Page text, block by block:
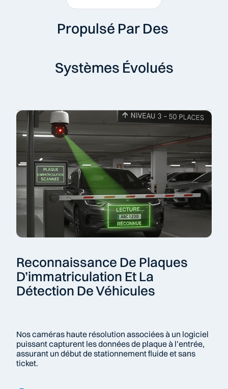
Propulsé Par Des
Systèmes Évolués
Reconnaissance De Plaques
D’immatriculation Et La
Détection De Véhicules
Nos caméras haute résolution associées à un logiciel
puissant capturent les données de plaque à l’entrée,
assurant un début de stationnement fluide et sans
ticket.